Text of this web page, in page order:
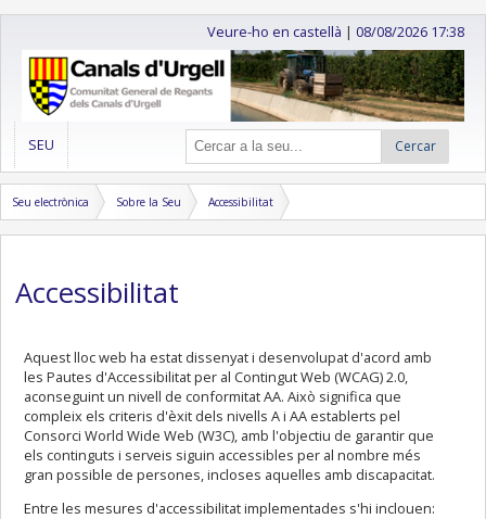
Veure-ho en castellà |08/08/2026 17:38
SEU Cercar
Seu electrònica Sobre la Seu Accessibilitat
Accessibilitat
Aquest lloc web ha estat dissenyat i desenvolupat d'acord amb
les Pautes d'Accessibilitat per al Contingut Web (WCAG) 2.0,
aconseguint un nivell de conformitat AA. Això significa que
compleix els criteris d'èxit dels nivells A i AA establerts pel
Consorci World Wide Web (W3C), amb l'objectiu de garantir que
els continguts i serveis siguin accessibles per al nombre més
gran possible de persones, incloses aquelles amb discapacitat.
Entre les mesures d'accessibilitat implementades s'hi inclouen: